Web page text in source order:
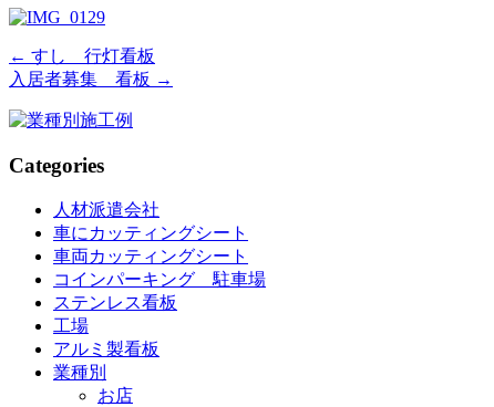
← すし 行灯看板
入居者募集 看板 →
Categories
人材派遣会社
車にカッティングシート
車両カッティングシート
コインパーキング 駐車場
ステンレス看板
工場
アルミ製看板
業種別
お店